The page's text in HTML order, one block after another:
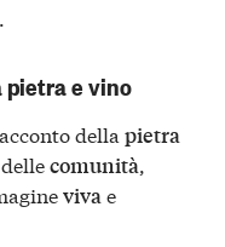
.
pietra e vino
della pietra
comunità,
vivae